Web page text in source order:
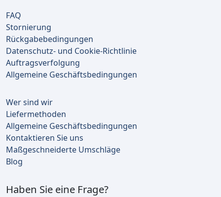
FAQ
Stornierung
Rückgabebedingungen
Datenschutz- und Cookie-Richtlinie
Auftragsverfolgung
Allgemeine Geschäftsbedingungen
Wer sind wir
Liefermethoden
Allgemeine Geschäftsbedingungen
Kontaktieren Sie uns
Maßgeschneiderte Umschläge
Blog
Haben Sie eine Frage?